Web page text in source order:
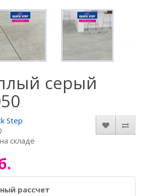
серый
Step
складе
рассчет